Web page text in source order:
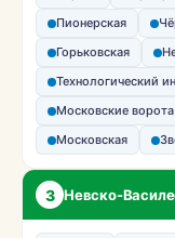
Пионерская
Горьковская
Технологический
Московские ворота
Московская
3 Невско-